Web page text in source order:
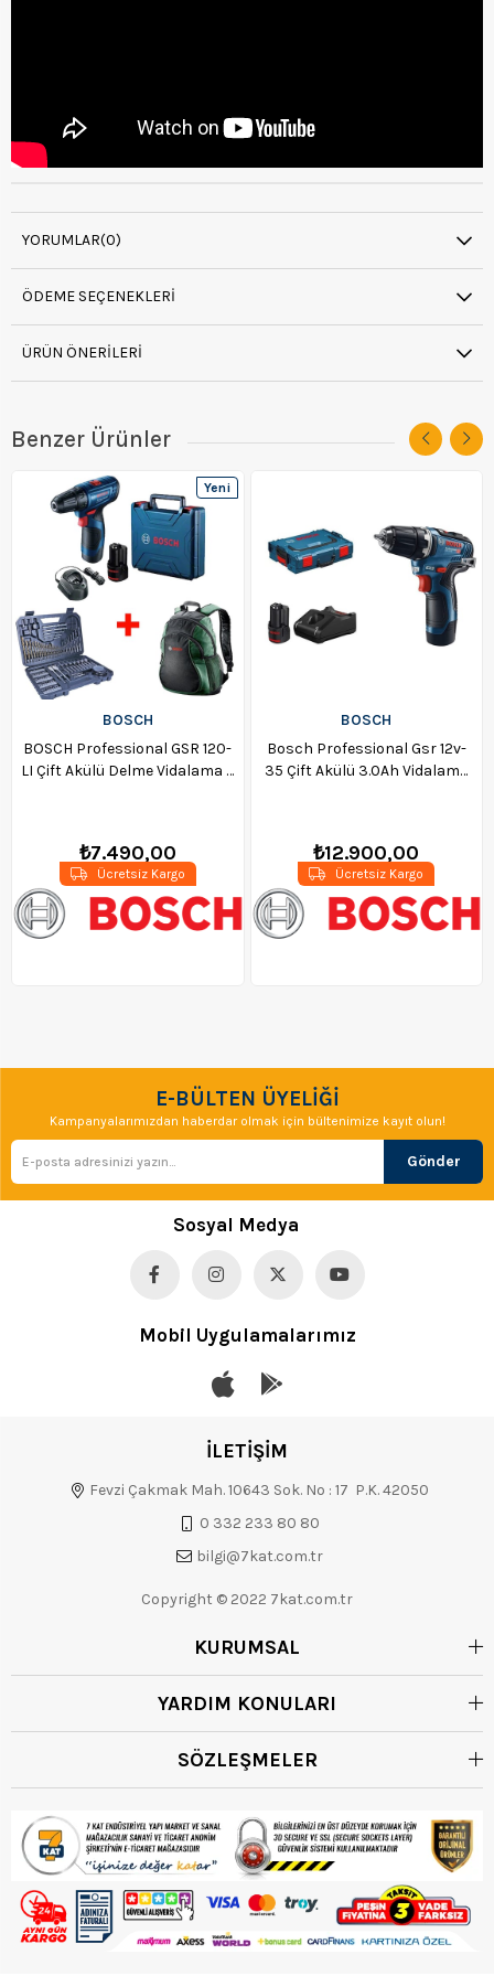
YORUMLAR(0)
ÖDEME SEÇENEKLERI
ÜRÜN ÖNERILERI
Benzer Ürünler
BOSCH
BOSCH Professional GSR 120-
LI Çift Akülü Delme Vidalama +
₺7.490,00
Ücretsiz Kargo
Yeni
Ürün
BOSCH
Bosch Professional Gsr 12v-
35 Çift Akülü 3.0Ah Vidalama
₺12.900,00
Ücretsiz Kargo
E-BÜLTEN ÜYELİĞİ
Kampanyalarımızdan haberdar olmak için bültenimize kayıt olun!
Gönder
Sosyal Medya
Mobil Uygulamalarımız
İLETİŞİM
Fevzi Çakmak Mah. 10643 Sok. No : 17 P.K. 42050
0 332 233 80 80
bilgi@7kat.com.tr
Copyright © 2022 7kat.com.tr
KURUMSAL
YARDIM KONULARI
SÖZLEŞMELER